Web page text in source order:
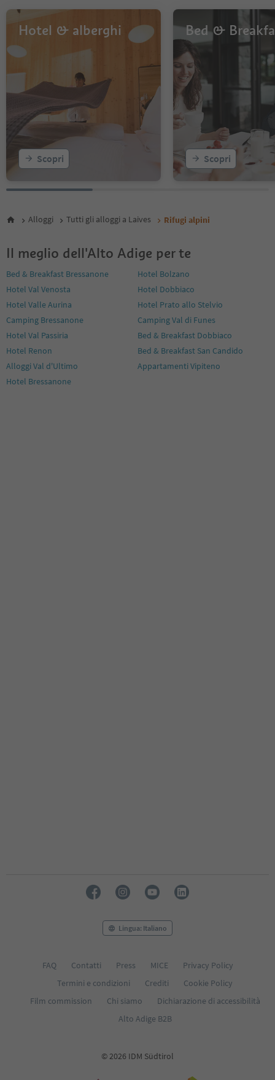
Hotel & alberghi
Scopri
Bed &
Scopri
Alloggi Tutti gli alloggi a Laives Rifugi alpini
Il meglio dell'Alto Adige per te
Bed & Breakfast Bressanone
Hotel Bolzano
Hotel Val Venosta
Hotel Dobbiaco
Hotel Valle Aurina
Hotel Prato allo Stelvio
Camping Bressanone
Camping Val di Funes
Hotel Val Passiria
Bed & Breakfast Dobbiaco
Hotel Renon
Bed & Breakfast San Candido
Alloggi Val d'Ultimo
Appartamenti Vipiteno
Hotel Bressanone
Lingua: Italiano
FAQ Contatti Press MICE
Privacy Policy
Termini e condizioni
Crediti
Cookie Policy
Film commission
Chi siamo
Dichiarazione di accessibilità
Alto Adige B2B
© 2026 IDM Südtirol